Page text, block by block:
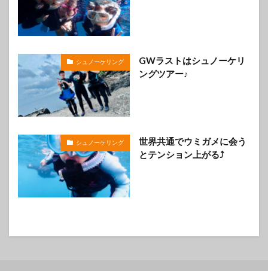
シュノーケリング
GWラストはシュノーケリ
ングツアー♪
シュノーケリング
世界共通でウミガメに会う
とテンション上がる⤴️